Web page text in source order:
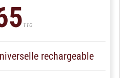
TTC
rechargeable